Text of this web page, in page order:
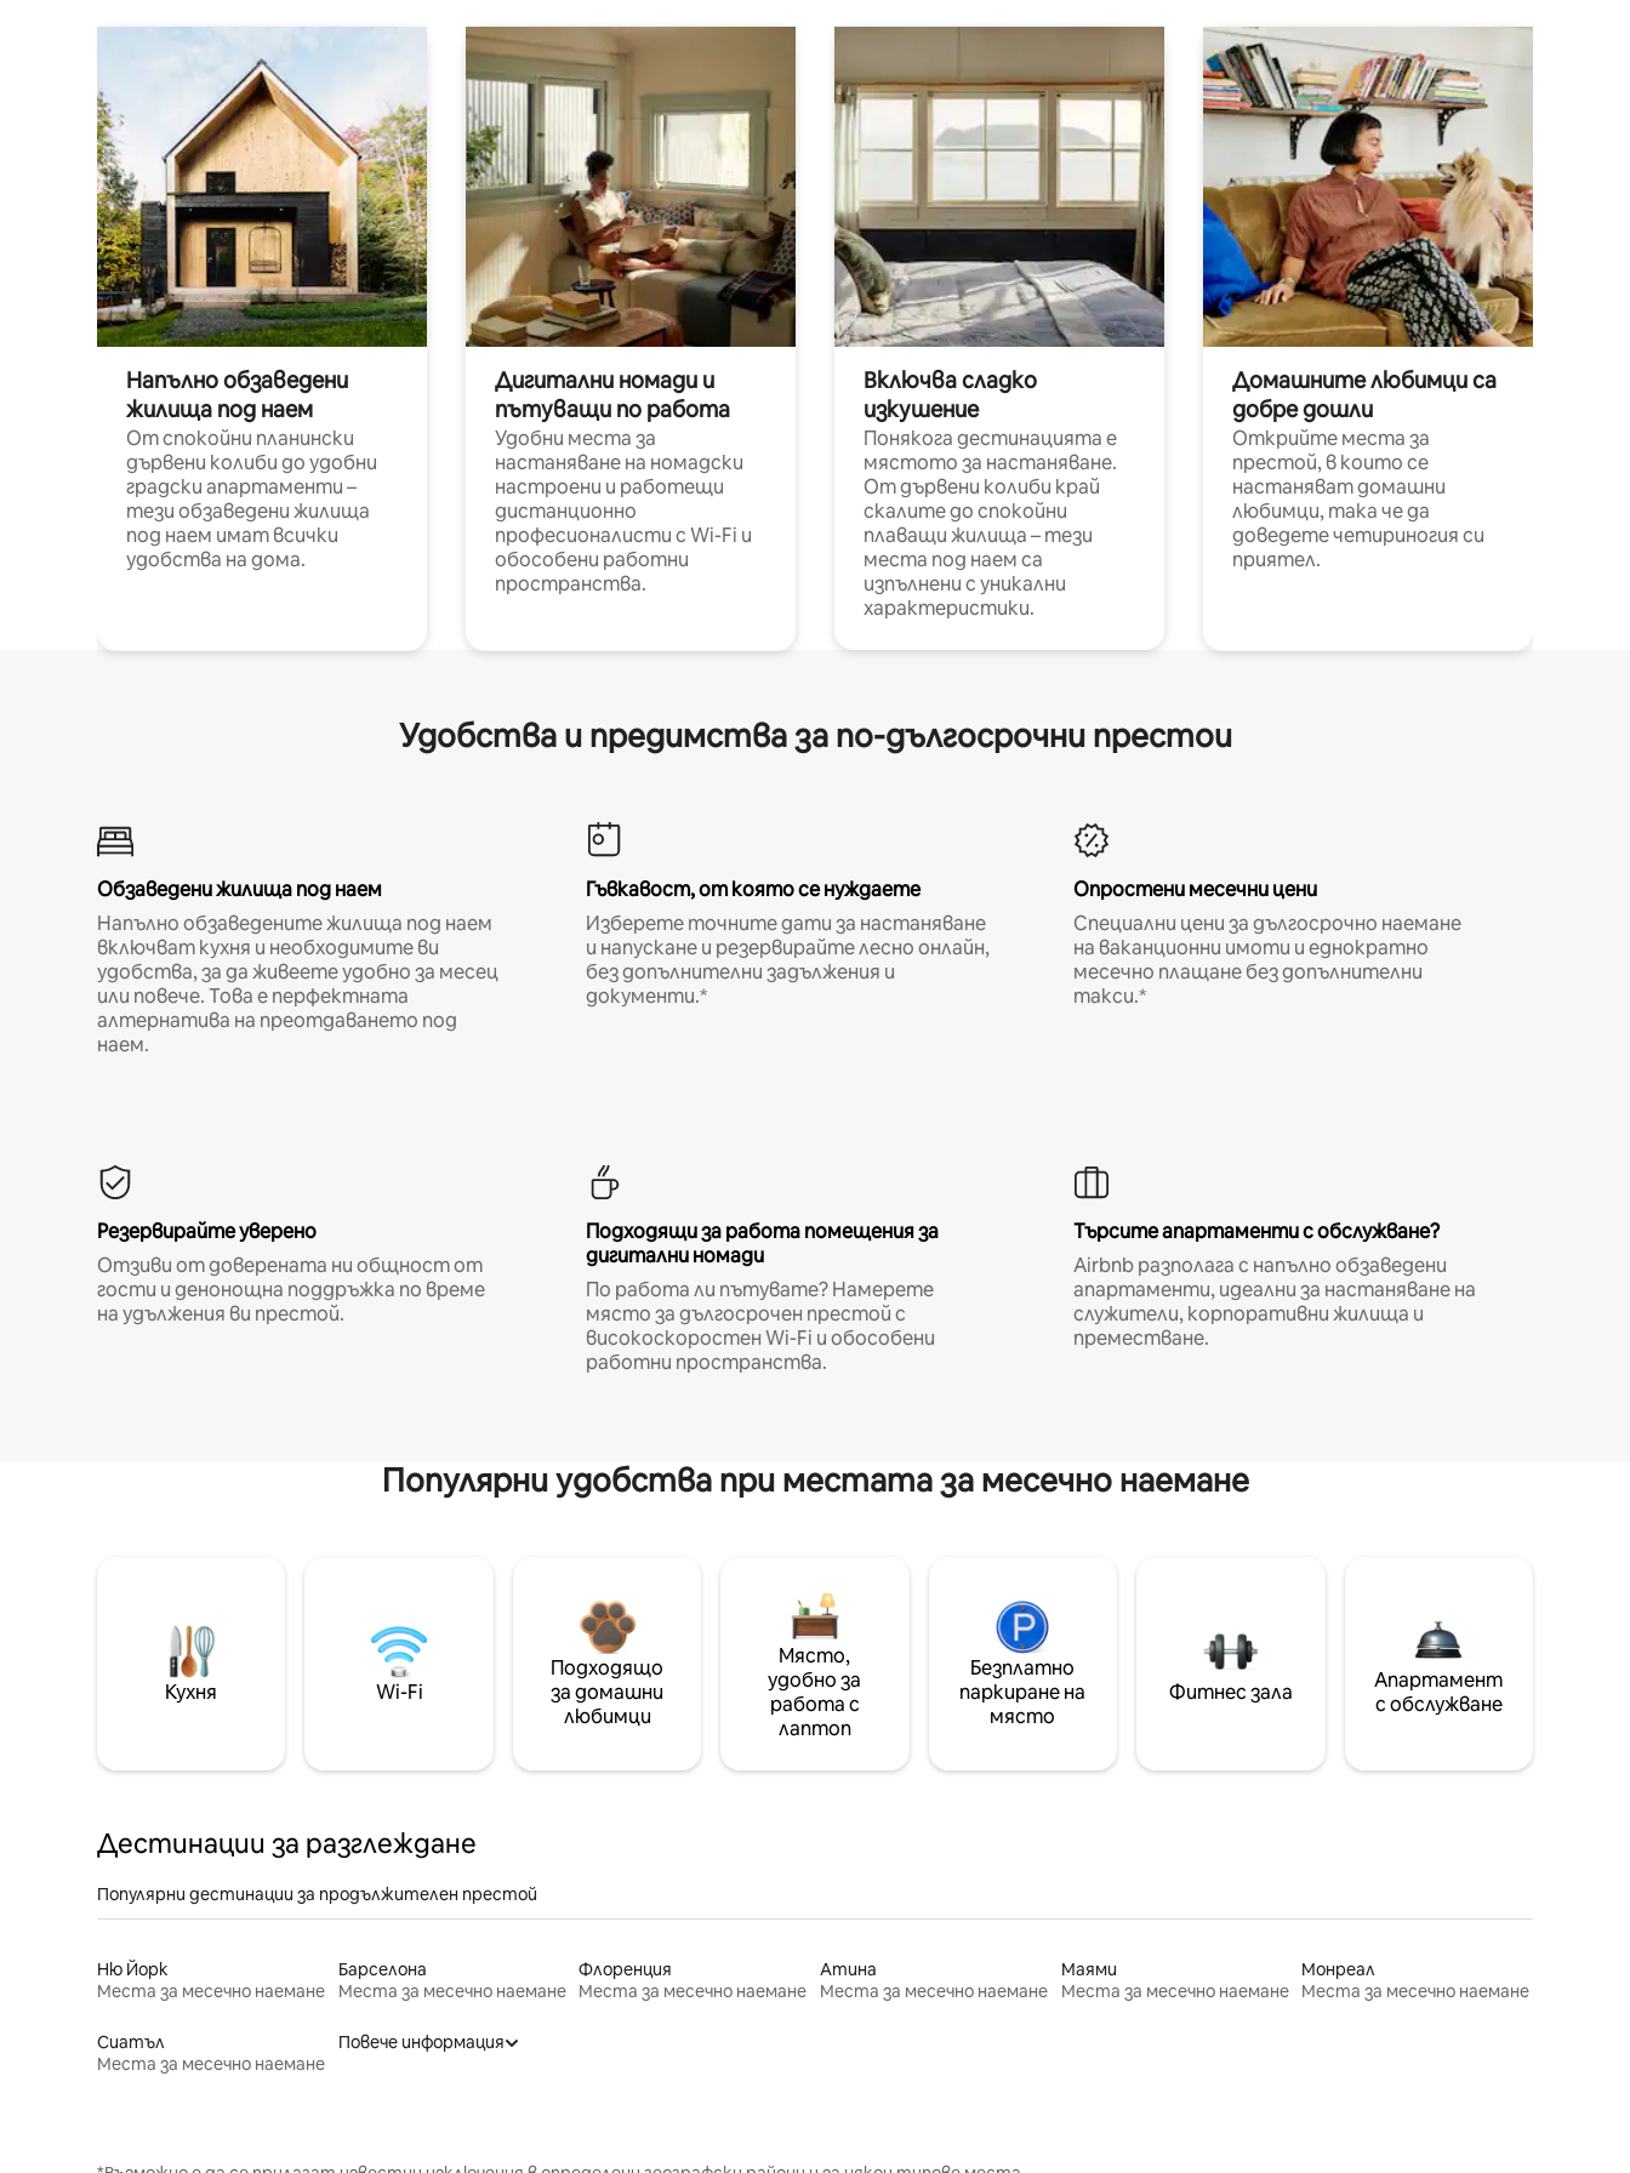
Напълно обзаведени
жилища под наем
От спокойни планински
дървени колиби до удобни
градски апартаменти –
тези обзаведени жилища
под наем имат всички
удобства на дома.
Дигитални номади и
пътуващи по работа
Удобни места за
настаняване на номадски
настроени и работещи
дистанционно
професионалисти с Wi-Fi и
обособени работни
пространства.
Включва сладко
изкушение
Понякога дестинацията е
мястото за настаняване.
От дървени колиби край
скалите до спокойни
плаващи жилища – тези
места под наем са
изпълнени с уникални
характеристики.
Домашните любимци са
добре дошли
Открийте места за
престой, в които се
настаняват домашни
любимци, така че да
доведете четириногия си
приятел.
Удобства и предимства за по-дългосрочни престои
Обзаведени жилища под наем
Напълно обзаведените жилища под наем
включват кухня и необходимите ви
удобства, за да живеете удобно за месец
или повече. Това е перфектната
алтернатива на преотдаването под
наем.
Гъвкавост, от която се нуждаете
Изберете точните дати за настаняване
и напускане и резервирайте лесно онлайн,
без допълнителни задължения и
документи.*
Опростени месечни цени
Специални цени за дългосрочно наемане
на ваканционни имоти и еднократно
месечно плащане без допълнителни
такси.*
Резервирайте уверено
Отзиви от доверената ни общност от
гости и денонощна поддръжка по време
на удължения ви престой.
Подходящи за работа помещения за
дигитални номади
По работа ли пътувате? Намерете
място за дългосрочен престой с
високоскоростен Wi-Fi и обособени
работни пространства.
Търсите апартаменти с обслужване?
Airbnb разполага с напълно обзаведени
апартаменти, идеални за настаняване на
служители, корпоративни жилища и
преместване.
Популярни удобства при местата за месечно наемане
Кухня Wi-Fi
Подходящо
за домашни
любимци
Място,
удобно за
работа с
лаптоп
Безплатно
паркиране на
място
Фитнес зала
Апартамент
с обслужване
Дестинации за разглеждане
Популярни дестинации за продължителен престой
Ню Йорк
Места за месечно наемане
Барселона
Места за месечно наемане
Флоренция
Места за месечно наемане
Атина
Места за месечно наемане
Маями
Места за месечно наемане
Монреал
Места за месечно наемане
Сиатъл
Места за месечно наемане
Повече информация